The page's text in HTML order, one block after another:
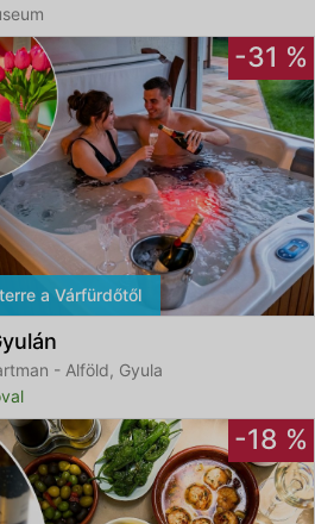
-31 %
a Várfürdőtől
- Alföld, Gyula
-18 %